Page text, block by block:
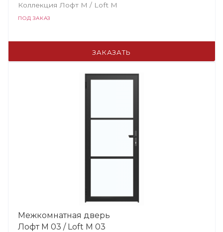
Коллекция Лофт M / Loft М
ПОД ЗАКАЗ
ЗАКАЗАТЬ
Межкомнатная дверь
Лофт М 03 / Loft М 03